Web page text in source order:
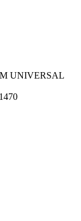
UNIVERSAL